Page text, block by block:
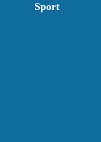
Sport